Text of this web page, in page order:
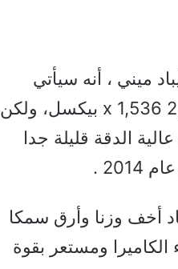
ميني ، أنه سيأتي
بشاشة 7.9 بوصة بخاصية تتبع شبكية العين وبدقة 2,048 x 1,536 بيكسل، ولكن
الدقة قليلة جدا
.
أخف وزنا وأرق سمكا
ومستعر بقوة